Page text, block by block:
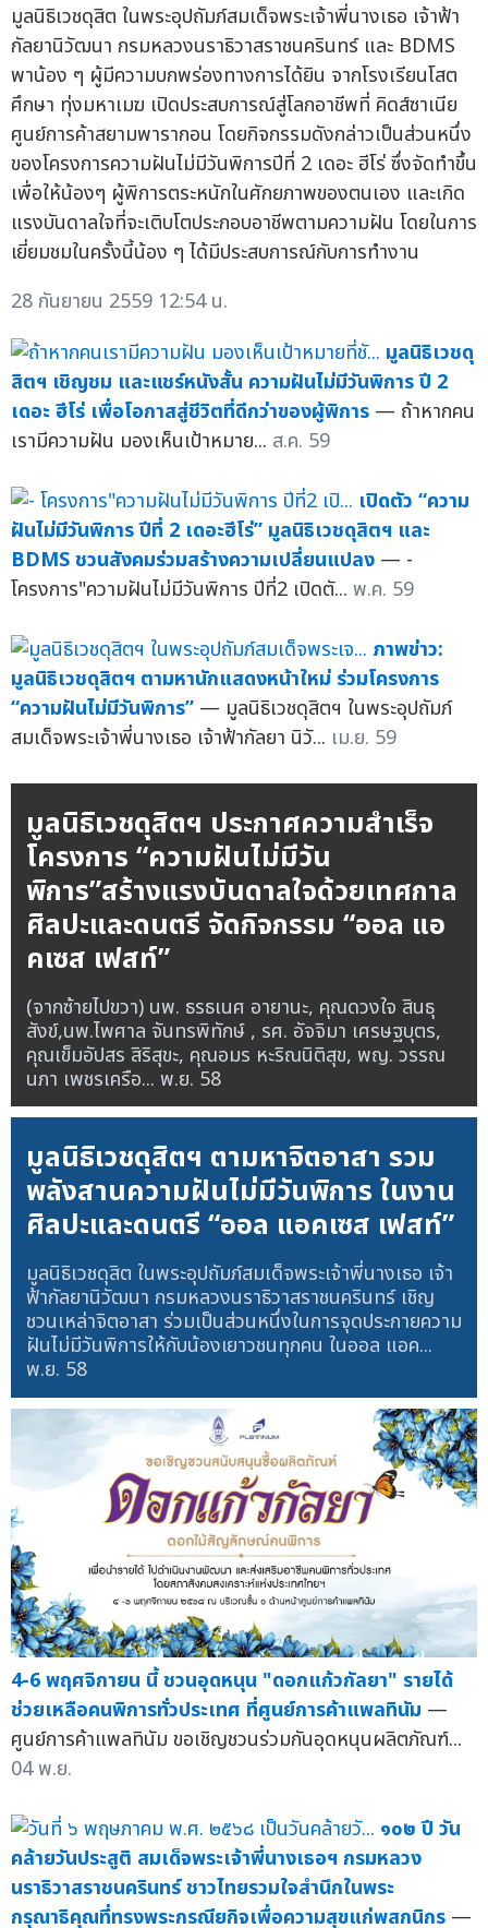
มูลนิธิเวชดุสิต ในพระอุปถัมภ์สมเด็จพระเจ้าพี่นางเธอ เจ้าฟ้า
กัลยานิวัฒนา กรมหลวงนราธิวาสราชนครินทร์ และ BDMS
พาน้อง ๆ ผู้มีความบกพร่องทางการได้ยิน จากโรงเรียนโสต
ศึกษา ทุ่งมหาเมฆ เปิดประสบการณ์สู่โลกอาชีพที่ คิดส์ซาเนีย
ศูนย์การค้าสยามพารากอน โดยกิจกรรมดังกล่าวเป็นส่วนหนึ่ง
ของโครงการความฝันไม่มีวันพิการปีที่ 2 เดอะ ฮีโร่ ซึ่งจัดทำขึ้น
เพื่อให้น้องๆ ผู้พิการตระหนักในศักยภาพของตนเอง และเกิด
แรงบันดาลใจที่จะเติบโตประกอบอาชีพตามความฝัน โดยในการ
เยี่ยมชมในครั้งนี้น้อง ๆ ได้มีประสบการณ์กับการทำงาน
28 กันยายน 2559 12:54 น.
มูลนิธิเวชดุ
สิตฯ เชิญชม และแชร์หนังสั้น ความฝันไม่มีวันพิการ ปี 2
เดอะ ฮีโร่ เพื่อโอกาสสู่ชีวิตที่ดีกว่าของผู้พิการ — ถ้าหากคน
เรามีความฝัน มองเห็นเป้าหมาย... ส.ค. 59
เปิดตัว “ความ
ฝันไม่มีวันพิการ ปีที่ 2 เดอะฮีโร่” มูลนิธิเวชดุสิตฯ และ
BDMS ชวนสังคมร่วมสร้างความเปลี่ยนแปลง — -
โครงการ"ความฝันไม่มีวันพิการ ปีที่2 เปิดตั... พ.ค. 59
ภาพข่าว:
มูลนิธิเวชดุสิตฯ ตามหานักแสดงหน้าใหม่ ร่วมโครงการ
“ความฝันไม่มีวันพิการ” — มูลนิธิเวชดุสิตฯ ในพระอุปถัมภ์
สมเด็จพระเจ้าพี่นางเธอ เจ้าฟ้ากัลยา นิวั... เม.ย. 59
มูลนิธิเวชดุสิตฯ ประกาศความสำเร็จ
โครงการ “ความฝันไม่มีวัน
พิการ”สร้างแรงบันดาลใจด้วยเทศกาล
ศิลปะและดนตรี จัดกิจกรรม “ออล แอ
คเซส เฟสท์”
(จากซ้ายไปขวา) นพ. ธรธเนศ อายานะ, คุณดวงใจ สินธุ
สังข์,นพ.ไพศาล จันทรพิทักษ์ , รศ. อัจจิมา เศรษฐบุตร,
คุณเข็มอัปสร สิริสุขะ, คุณอมร หะริณนิติสุข, พญ. วรรณ
นภา เพชรเครือ... พ.ย. 58
มูลนิธิเวชดุสิตฯ ตามหาจิตอาสา รวม
พลังสานความฝันไม่มีวันพิการ ในงาน
ศิลปะและดนตรี “ออล แอคเซส เฟสท์”
มูลนิธิเวชดุสิต ในพระอุปถัมภ์สมเด็จพระเจ้าพี่นางเธอ เจ้า
ฟ้ากัลยานิวัฒนา กรมหลวงนราธิวาสราชนครินทร์ เชิญ
ชวนเหล่าจิตอาสา ร่วมเป็นส่วนหนึ่งในการจุดประกายความ
ฝันไม่มีวันพิการให้กับน้องเยาวชนทุกคน ในออล แอค...
พ.ย. 58
4-6 พฤศจิกายน นี้ ชวนอุดหนุน "ดอกแก้วกัลยา" รายได้
ช่วยเหลือคนพิการทั่วประเทศ ที่ศูนย์การค้าแพลทินัม —
ศูนย์การค้าแพลทินัม ขอเชิญชวนร่วมกันอุดหนุนผลิตภัณฑ์...
04 พ.ย.
๑๐๒ ปี วัน
คล้ายวันประสูติ สมเด็จพระเจ้าพี่นางเธอฯ กรมหลวง
นราธิวาสราชนครินทร์ ชาวไทยรวมใจสำนึกในพระ
กรุณาธิคุณที่ทรงพระกรณียกิจเพื่อความสุขแก่พสกนิกร —